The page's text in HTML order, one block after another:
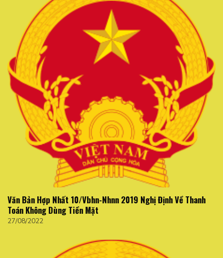
Văn Bản Hợp Nhất 10/Vbhn-Nhnn 2019 Nghị Định Về Thanh
Toán Không Dùng Tiền Mặt
27/08/2022